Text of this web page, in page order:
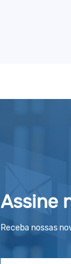
Assine
Receba nossas